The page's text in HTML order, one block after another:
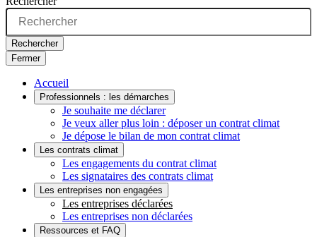
Rechercher
Fermer
Accueil
Professionnels : les démarches
Je souhaite me déclarer
Je veux aller plus loin : déposer un contrat climat
Je dépose le bilan de mon contrat climat
Les contrats climat
Les engagements du contrat climat
Les signataires des contrats climat
Les entreprises non engagées
Les entreprises déclarées
Les entreprises non déclarées
Ressources et FAQ